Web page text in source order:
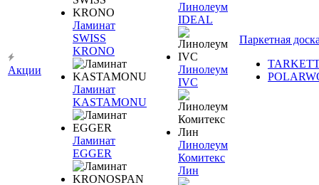
Акции
Ламинат
SWISS
KRONO
Ламинат
KASTAMONU
Ламинат
EGGER
Линолеум
IDEAL
Линолеум
IVC
Линолеум
Комитекс
Лин
Паркетная